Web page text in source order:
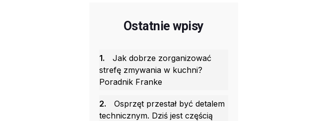
Ostatnie wpisy
1.
Jak dobrze zorganizować
strefę zmywania w kuchni?
Poradnik Franke
2.
Osprzęt przestał być detalem
technicznym. Dziś jest częścią